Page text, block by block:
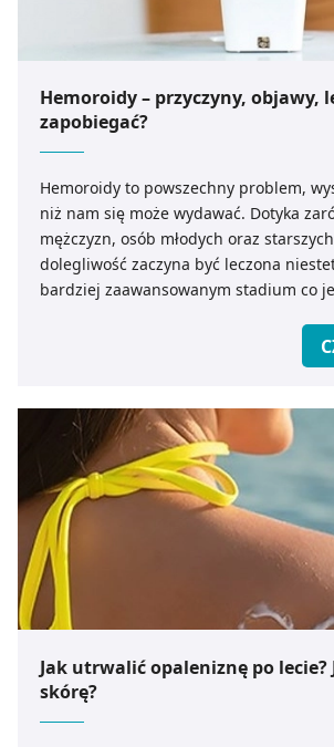
Hemoroidy – przyczyny, objawy,
zapobiegać?
Hemoroidy to powszechny problem,
niż nam się może wydawać. Dotyka
mężczyzn, osób młodych oraz
dolegliwość zaczyna być leczona
bardziej zaawansowanym stadium co
to, aby zapobiegać chorobie niż ją
są przyczyny i objawy hemoroidów? Jak
Jak utrwalić opaleniznę po lecie?
skórę?